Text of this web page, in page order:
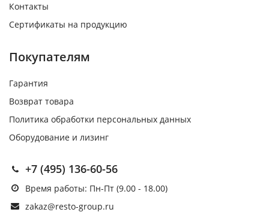
Контакты
Сертификаты на продукцию
Покупателям
Гарантия
Возврат товара
Политика обработки персональных данных
Оборудование и лизинг
+7 (495) 136-60-56
Время работы: Пн-Пт (9.00 - 18.00)
zakaz@resto-group.ru